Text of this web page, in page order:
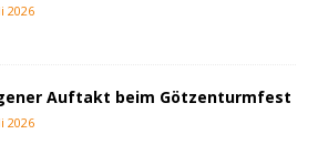
2026
Auftakt beim Götzenturmfest
2026